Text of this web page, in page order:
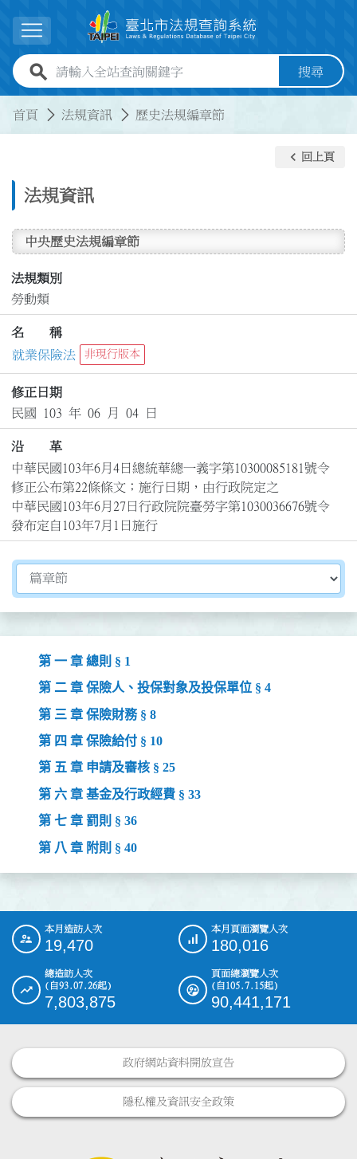
展開選單
全站查詢關鍵字欄位 搜尋
首頁 法規資訊 歷史法規編章節
法規資訊
keyboard_arrow_left 回上頁
中央歷史法規編章節
法規類別
勞動類
名 稱
就業保險法
非現行版本
修正日期
民國 103 年 06 月 04 日
沿 革
中華民國103年6月4日總統華總一義字第10300085181號令
修正公布第22條條文；施行日期，由行政院定之
中華民國103年6月27日行政院院臺勞字第1030036676號令
發布定自103年7月1日施行
切換選擇法規資訊內容
第 一 章 總則 § 1
第 二 章 保險人、投保對象及投保單位 § 4
第 三 章 保險財務 § 8
第 四 章 保險給付 § 10
第 五 章 申請及審核 § 25
第 六 章 基金及行政經費 § 33
第 七 章 罰則 § 36
第 八 章 附則 § 40
::: 本月造訪人次
19,470
本月頁面瀏覽人次
180,016
總造訪人次
(自93.07.26起)
7,803,875
頁面總瀏覽人次
(自105.7.15起)
90,441,171
政府網站資料開放宣告
隱私權及資訊安全政策